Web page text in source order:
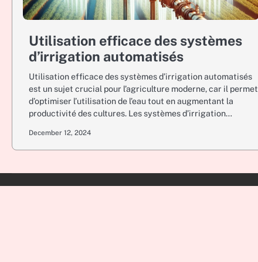
Utilisation efficace des systèmes
d’irrigation automatisés
Utilisation efficace des systèmes d’irrigation automatisés
est un sujet crucial pour l’agriculture moderne, car il permet
d’optimiser l’utilisation de l’eau tout en augmentant la
productivité des cultures. Les systèmes d’irrigation…
December 12, 2024